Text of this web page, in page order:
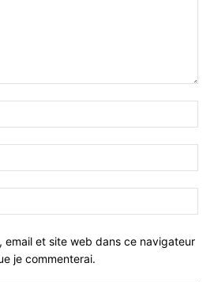
email et site web dans ce navigateur
je commenterai.